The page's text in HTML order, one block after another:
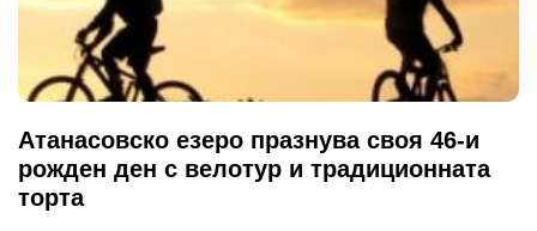
Атанасовско езеро празнува своя 46-и
рожден ден с велотур и традиционната
торта